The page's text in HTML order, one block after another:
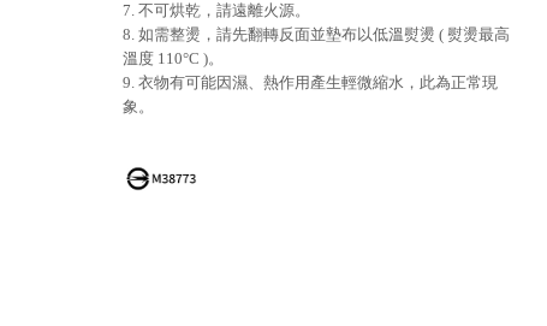
7. 不可烘乾，請遠離火源。
8. 如需整燙，請先翻轉反面並墊布以低溫熨燙 ( 熨燙最高
溫度 110°C )。
9. 衣物有可能因濕、熱作用產生輕微縮水，此為正常現
象。